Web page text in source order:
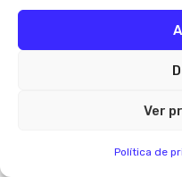
Ver
Política de
Buscar